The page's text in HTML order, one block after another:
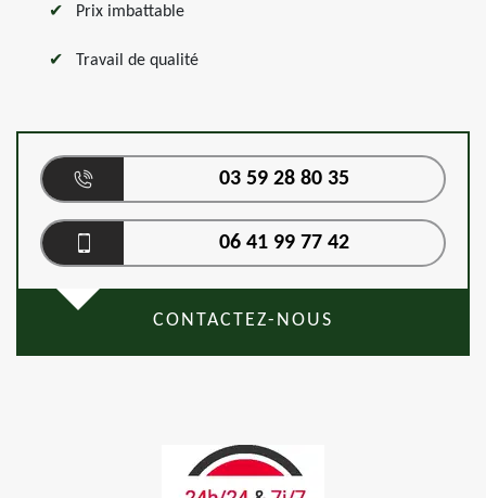
Prix imbattable
Travail de qualité
03 59 28 80 35
06 41 99 77 42
CONTACTEZ-NOUS